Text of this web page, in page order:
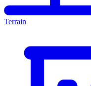
Terrain